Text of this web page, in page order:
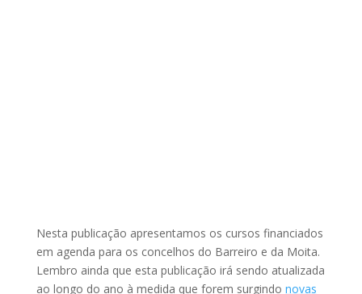
Nesta publicação apresentamos os cursos financiados
em agenda para os concelhos do Barreiro e da Moita.
Lembro ainda que esta publicação irá sendo atualizada
ao longo do ano à medida que forem surgindo novas